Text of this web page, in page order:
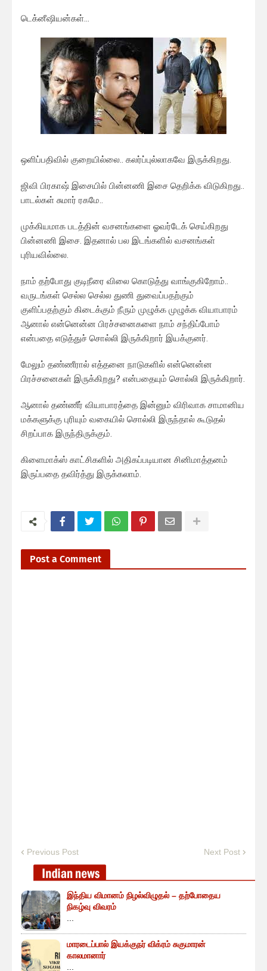
டெக்னீஷியன்கள்…
ஒளிப்பதிவில் குறையில்லை.. கலர்ப்புல்லாகவே இருக்கிறது.
ஜிவி பிரகாஷ் இசையில் பின்னணி இசை தெறிக்க விடுகிறது..
பாடல்கள் சுமார் ரகமே..
முக்கியமாக படத்தின் வசனங்களை ஓவர்டேக் செய்கிறது
பின்னணி இசை. இதனால் பல இடங்களில் வசனங்கள்
புரியவில்லை.
நாம் தற்போது குடிநீரை விலை கொடுத்து வாங்குகிறோம்..
வருடங்கள் செல்ல செல்ல துணி துவைப்பதற்கும்
குளிப்பதற்கும் கிடைக்கும் நீரும் முழுக்க முழுக்க வியாபாரம்
ஆனால் என்னென்ன பிரச்சனைகளை நாம் சந்திப்போம்
என்பதை எடுத்துச் சொல்லி இருக்கிறார் இயக்குனர்.
மேலும் தண்ணீரால் எத்தனை நாடுகளில் என்னென்ன
பிரச்சனைகள் இருக்கிறது? என்பதையும் சொல்லி இருக்கிறார்.
ஆனால் தண்ணீர் வியாபாரத்தை இன்னும் விரிவாக சாமானிய
மக்களுக்கு புரியும் வகையில் சொல்லி இருந்தால் கூடுதல்
சிறப்பாக இருந்திருக்கும்.
கிளைமாக்ஸ் காட்சிகளில் அதிகப்படியான சினிமாத்தனம்
இருப்பதை தவிர்த்து இருக்கலாம்.
Post a Comment
Previous Post Next Post
இந்திய விமானம் நிழல்விழுதல் – தற்போதைய
நிகழ்வு விவரம்
...
மாரடைப்பால் இயக்குநர் விக்ரம் சுகுமாரன்
காலமானார்
...